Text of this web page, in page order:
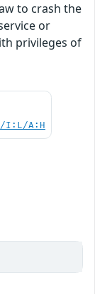
to crash the
or
privileges of
I:L/A:H